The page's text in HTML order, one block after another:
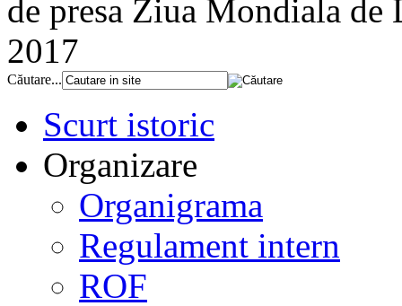
de presa Ziua Mondiala
2017
Căutare...
Scurt istoric
Organizare
Organigrama
Regulament intern
ROF